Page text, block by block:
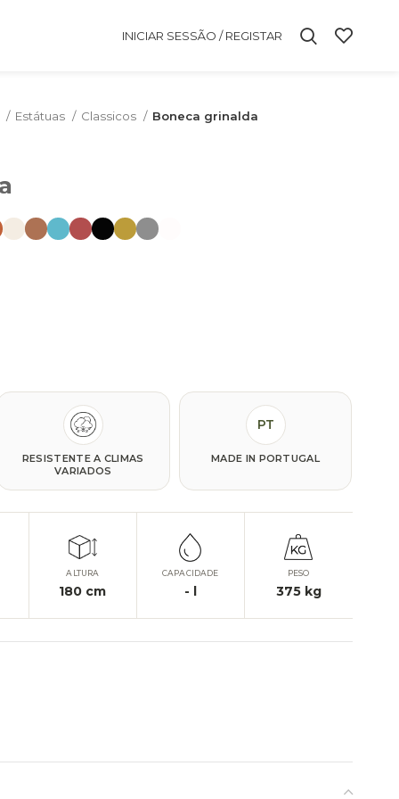
INICIAR SESSÃO / REGISTAR
Estátuas Classicos Boneca grinalda
RESISTENTE A CLIMAS
VARIADOS
PT
MADE IN PORTUGAL
ALTURA
180 cm
CAPACIDADE
- l
PESO
375 kg